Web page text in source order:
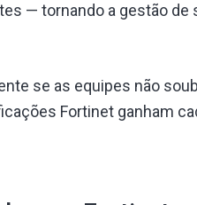
— tornando a gestão de
se as equipes não
Fortinet ganham